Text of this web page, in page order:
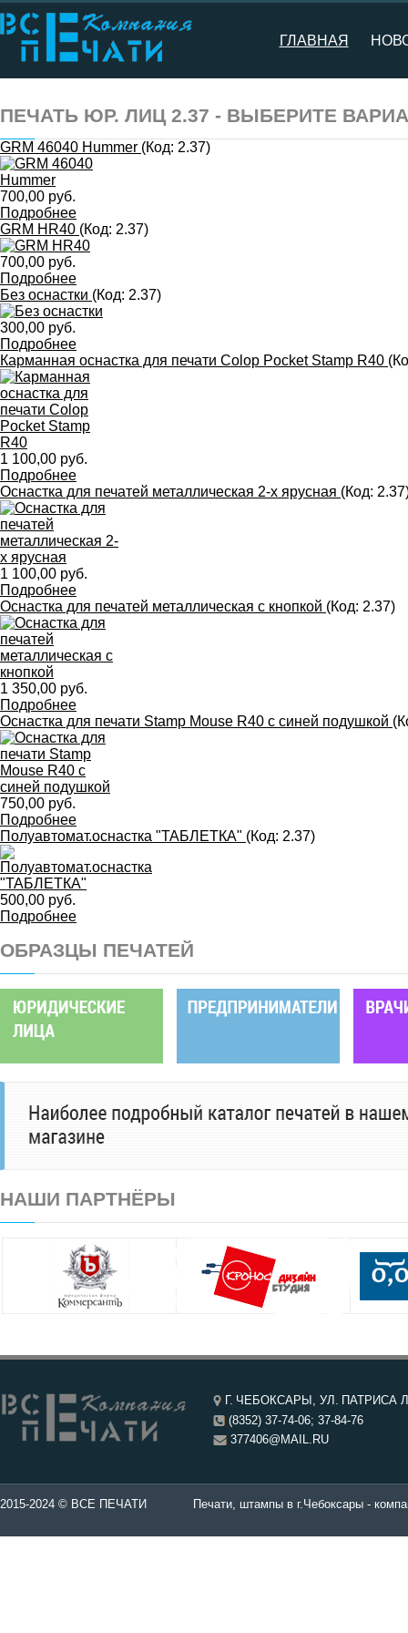
ГЛАВНАЯ
ПЕЧАТЬ ЮР. ЛИЦ 2.37 - ВЫБЕРИТЕ
GRM 46040 Hummer (Код: 2.37)
700,00 руб.
Подробнее
GRM HR40 (Код: 2.37)
700,00 руб.
Подробнее
Без оснастки (Код: 2.37)
300,00 руб.
Подробнее
Карманная оснастка для печати Colop Pocket Stamp R40
1 100,00 руб.
Подробнее
Оснастка для печатей металлическая 2-х ярусная (Код: 2.37
1 100,00 руб.
Подробнее
Оснастка для печатей металлическая с кнопкой (Код: 2.37)
1 350,00 руб.
Подробнее
Оснастка для печати Stamp Mouse R40 с синей подушкой
750,00 руб.
Подробнее
Полуавтомат.оснастка "ТАБЛЕТКА" (Код: 2.37)
500,00 руб.
Подробнее
ОБРАЗЦЫ ПЕЧАТЕЙ
НАШИ ПАРТНЁРЫ
Г. ЧЕБОКСАРЫ, УЛ. ПАТРИСА
(8352) 37-74-06; 37-84-76
377406@MAIL.RU
в Чебоксары. Печати, штампы в г.Чебоксары -
2015-2024 © ВСЕ ПЕЧАТИ